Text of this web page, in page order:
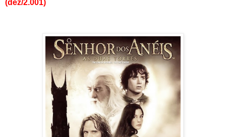
(dez/2.001)